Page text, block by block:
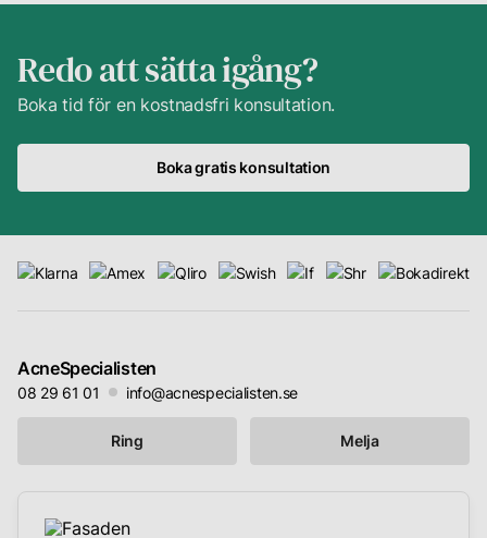
Redo att sätta igång?
Boka tid för en kostnadsfri konsultation.
Boka gratis konsultation
AcneSpecialisten
08 29 61 01 info@acnespecialisten.se
Ring Melja